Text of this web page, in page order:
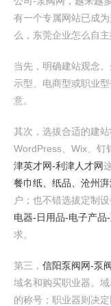
有一个专属网站已成
么，东莞企业怎么自主
当先，明确建站观念
示型、电商型或职业
意。
其次，选拔合适的建
WordPress、Wix、钉
津英才网-利津人才网
餐巾纸、纸品、沧州
户；也不错选拔定制设
电器-日用品-电子产品
求。
第三， 信阳泵阀网-泵
域名和购买职业器。
的称号；职业器则决